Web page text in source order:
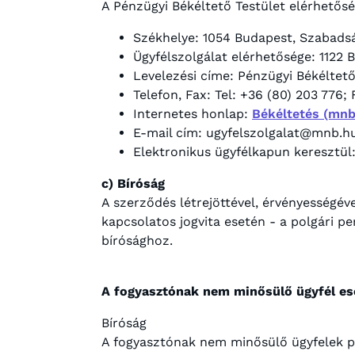
A Pénzügyi Békéltető Testület
Székhelye: 1054 Budapest,
Ügyfélszolgálat elérhetősége: 1122
Levelezési címe: Pénzügyi
Telefon, Fax: Tel: +36 (80) 203 776;
Internetes honlap: Békéltetés
E-mail cím:
Elektronikus ügyfélkapun
c) Bíróság
A szerződés létrejöttével,
kapcsolatos jogvita esetén - a polgári
bírósághoz.
A fogyasztónak nem minősülő ügyfél
Bíróság
A fogyasztónak nem minősülő ügyfelek